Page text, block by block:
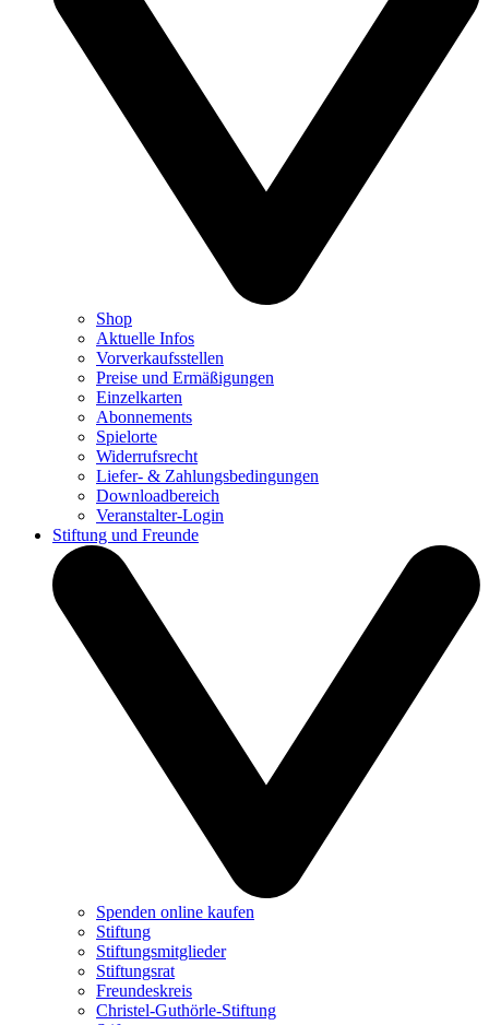
Shop
Aktuelle Infos
Vorverkaufsstellen
Preise und Ermäßigungen
Einzelkarten
Abonnements
Spielorte
Widerrufsrecht
Liefer- & Zahlungsbedingungen
Downloadbereich
Veranstalter-Login
Stiftung und Freunde
Spenden online kaufen
Stiftung
Stiftungsmitglieder
Stiftungsrat
Freundeskreis
Christel-Guthörle-Stiftung